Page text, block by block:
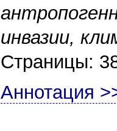
инвазии,
Страницы:
Аннотация